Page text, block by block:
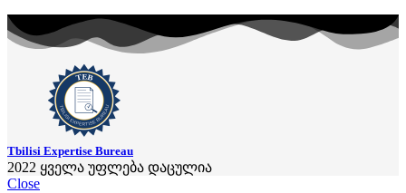
Tbilisi Expertise Bureau
2022 ყველა უფლება დაცულია
Close